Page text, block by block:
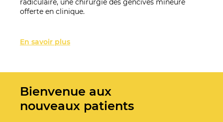
radiculaire, une chirurgie des gencives mineure
offerte en clinique.
En savoir plus
Bienvenue aux
nouveaux patients